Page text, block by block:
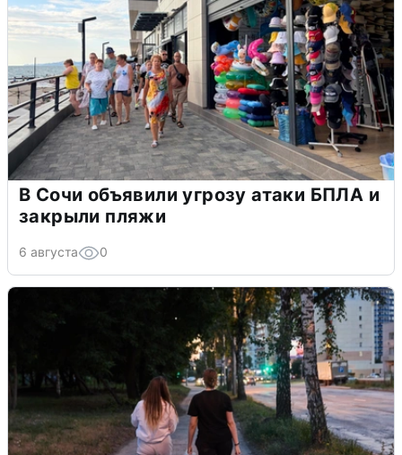
В Сочи объявили угрозу атаки БПЛА и
закрыли пляжи
6 августа 0